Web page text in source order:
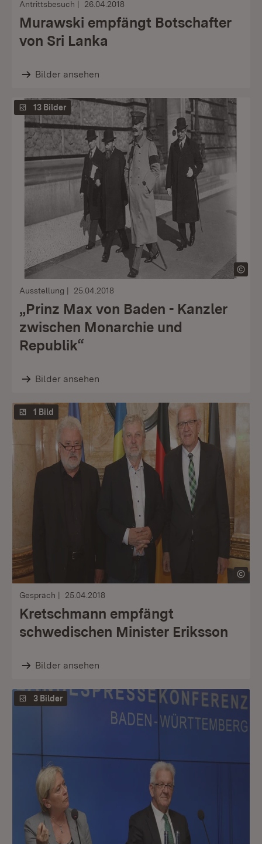
Antrittsbesuch 26.04.2018
Murawski empfängt Botschafter
von Sri Lanka
Bilder ansehen
13 Bilder
Ausstellung 25.04.2018
„Prinz Max von Baden - Kanzler
zwischen Monarchie und
Republik“
Bilder ansehen
1 Bild
Gespräch 25.04.2018
Kretschmann empfängt
schwedischen Minister Eriksson
Bilder ansehen
3 Bilder